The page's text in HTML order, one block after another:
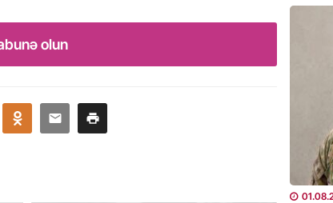
olun
GÜNDƏM
Dosye